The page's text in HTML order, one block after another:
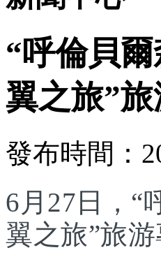
“呼倫貝
翼之旅”
發布時間：
6月27日，“
翼之旅”旅游